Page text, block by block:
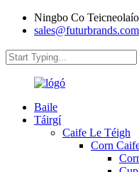
Ningbo Co
sales@futurbrands.com
Baile
Táirgí
Caife Le Téigh
Corn